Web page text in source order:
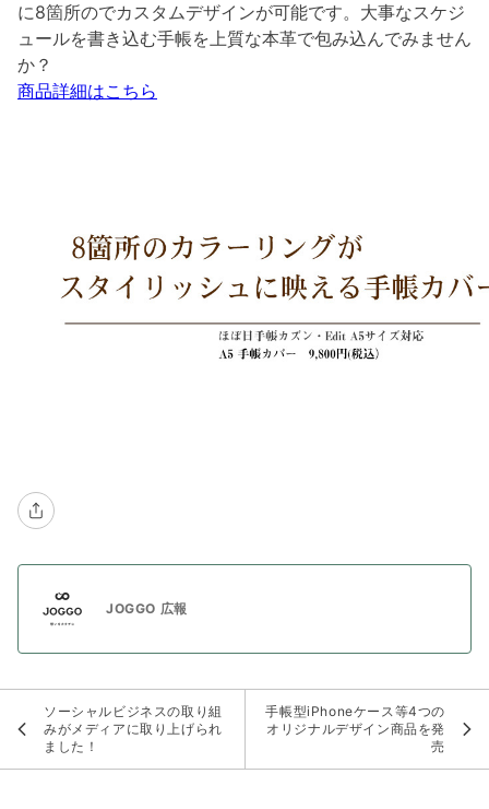
に8箇所のでカスタムデザインが可能です。大事なスケジ
ュールを書き込む手帳を上質な本革で包み込んでみません
か？
商品詳細はこちら
JOGGO 広報
ソーシャルビジネスの取り組
みがメディアに取り上げられ
ました！
手帳型iPhoneケース等4つの
オリジナルデザイン商品を発
売